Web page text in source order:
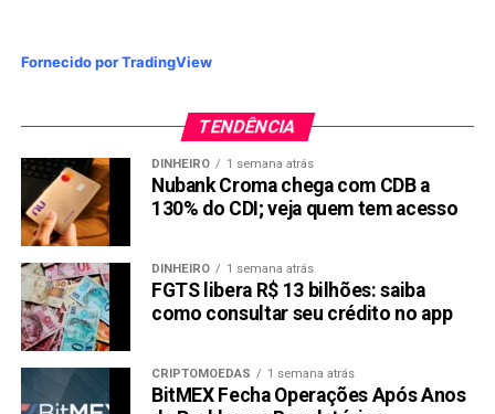
Fornecido por TradingView
TENDÊNCIA
DINHEIRO 1 semana atrás
Nubank Croma chega com CDB a
130% do CDI; veja quem tem acesso
DINHEIRO 1 semana atrás
FGTS libera R$ 13 bilhões: saiba
como consultar seu crédito no app
CRIPTOMOEDAS 1 semana atrás
BitMEX Fecha Operações Após Anos